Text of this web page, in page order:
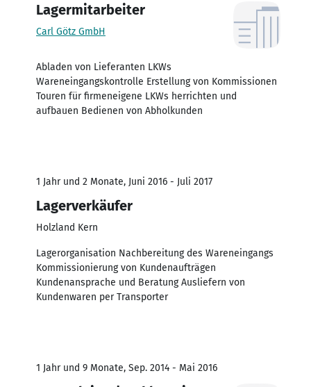
Lagermitarbeiter
Carl Götz GmbH
Abladen von Lieferanten LKWs
Wareneingangskontrolle Erstellung von Kommissionen
Touren für firmeneigene LKWs herrichten und
aufbauen Bedienen von Abholkunden
1 Jahr und 2 Monate, Juni 2016 - Juli 2017
Lagerverkäufer
Holzland Kern
Lagerorganisation Nachbereitung des Wareneingangs
Kommissionierung von Kundenaufträgen
Kundenansprache und Beratung Ausliefern von
Kundenwaren per Transporter
1 Jahr und 9 Monate, Sep. 2014 - Mai 2016